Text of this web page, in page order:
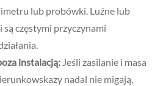
lub probówki. Luźne lub
częstymi przyczynami
instalacją: Jeśli zasilanie i masa
nadal nie migają,